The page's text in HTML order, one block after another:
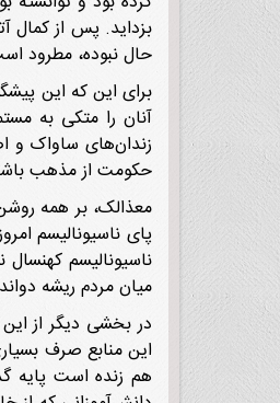
بزداید. پس از کمال
حال نبوده، مطرود
برای این که این
آنان را متکی به
زندان‌های ساواک و
حکومت از مذهب
معذالک، بر همه
پای ناسیونالیسم
ناسیونالیسم
میان مردم ریشه
در بخشی دیگر از